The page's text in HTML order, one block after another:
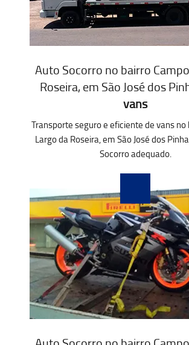
Auto Socorro no bairro
Roseira, em São José dos
vans
Transporte seguro e eficiente de vans no
Largo da Roseira, em São José dos
Socorro adequado.